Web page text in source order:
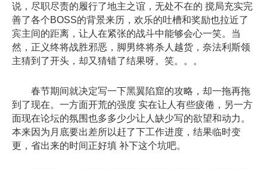
说，尽职尽责的履行了地主之谊，无处不在的 搅局充实完
善了各个BOSS的背景来历，欢乐的吐槽和奖励也拉近了
宾主间的距离，让人在紧张的战斗中能够会心一笑。当
然，正义终将战胜邪恶，脚男终将杀人越货，奈法利斯领
主猜到了开头，却又猜错了结果呀。笑。。。
春节期间就决定写一下黑翼陷窟的攻略，却一拖再拖
到了现在。一方面开荒的强度 实在让人有些疲倦，另一方
面现在论坛的氛围也多多少少让人缺少写的欲望和动力。
本来因为月底要出差所以赶了下工作进度，结果临时变
更，省出来的时间正好填 补下这个坑吧。